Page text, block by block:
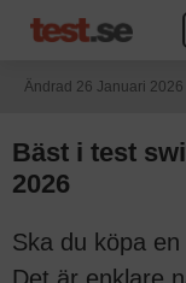
Ändrad 26 Januari 2026
Bäst i test
2026
Ska du köpa